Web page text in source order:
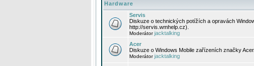
Hardware
Servis
Diskuze o technických potížích a opravách
http://servis.wmhelp.cz).
Moderátorjacktalking
Acer
Diskuze o Windows Mobile zařízeních značky Acer.
Moderátorjacktalking